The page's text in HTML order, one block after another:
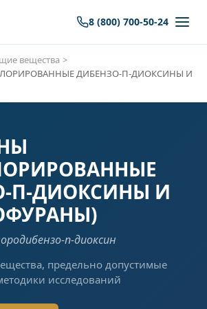
8 (800) 700-50-24
вещества
ДИБЕНЗО-П-ДИОКСИНЫ И
П-ДИОКСИНЫ И
п-диоксин
предельно допустимые
исследований